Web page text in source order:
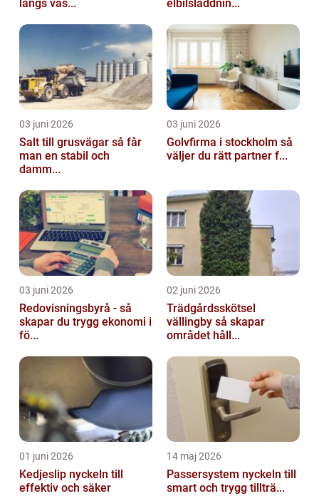
längs väs... elbilsladdnin...
03 juni 2026
Salt till grusvägar så får
man en stabil och
damm...
03 juni 2026
Golvfirma i stockholm så
väljer du rätt partner f...
03 juni 2026
Redovisningsbyrå - så
skapar du trygg ekonomi i
fö...
02 juni 2026
Trädgårdsskötsel
vällingby så skapar
området håll...
01 juni 2026
Kedjeslip nyckeln till
effektiv och säker
14 maj 2026
Passersystem nyckeln till
smart och trygg tillträ...